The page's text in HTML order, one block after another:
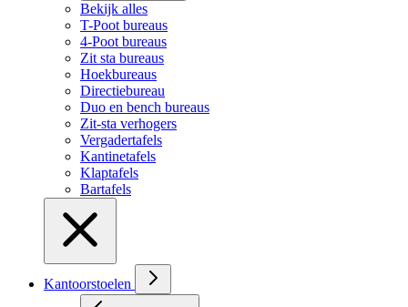
Bekijk alles
T-Poot bureaus
4-Poot bureaus
Zit sta bureaus
Hoekbureaus
Directiebureau
Duo en bench bureaus
Zit-sta verhogers
Vergadertafels
Kantinetafels
Klaptafels
Bartafels
Kantoorstoelen